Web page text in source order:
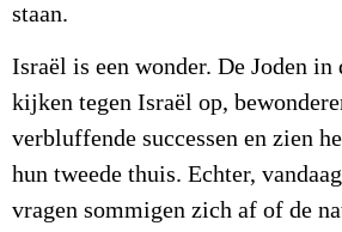
staan.
Israël is een wonder. De Joden in
kijken tegen Israël op,
verbluffende successen en zien
hun tweede thuis. Echter,
vragen sommigen zich af of de